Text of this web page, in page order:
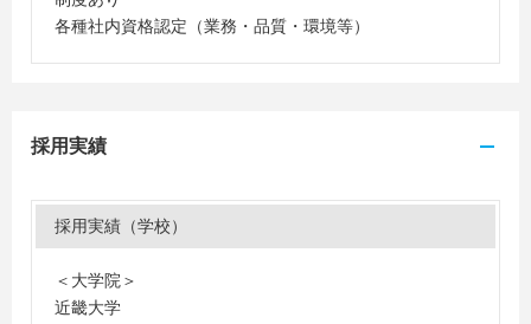
各種社内資格認定（業務・品質・環境等）
採用実績
採用実績（学校）
＜大学院＞
近畿大学